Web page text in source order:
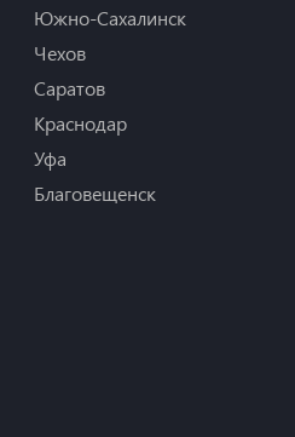
Южно-Сахалинск
Чехов
Саратов
Краснодар
Уфа
Благовещенск